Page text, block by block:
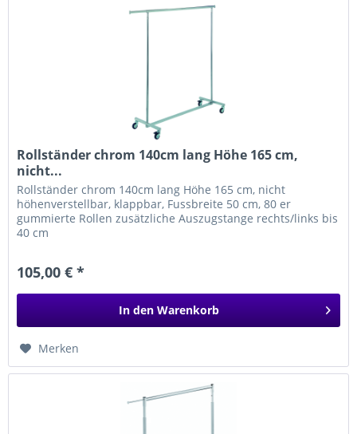
Rollständer chrom 140cm lang Höhe 165 cm,
nicht...
Rollständer chrom 140cm lang Höhe 165 cm, nicht
höhenverstellbar, klappbar, Fussbreite 50 cm, 80 er
gummierte Rollen zusätzliche Auszugstange rechts/links bis
40 cm
105,00 € *
In den Warenkorb
Merken